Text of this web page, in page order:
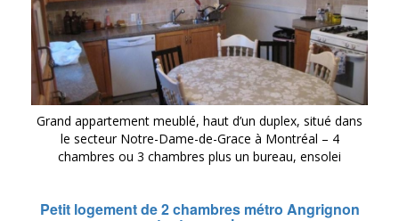
Grand appartement meublé, haut d’un duplex, situé dans
le secteur Notre-Dame-de-Grace à Montréal – 4
chambres ou 3 chambres plus un bureau, ensolei
Petit logement de 2 chambres métro Angrignon